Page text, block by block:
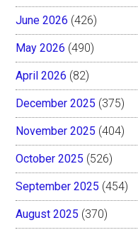
June 2026 (426)
May 2026 (490)
April 2026 (82)
December 2025 (375)
November 2025 (404)
October 2025 (526)
September 2025 (454)
August 2025 (370)